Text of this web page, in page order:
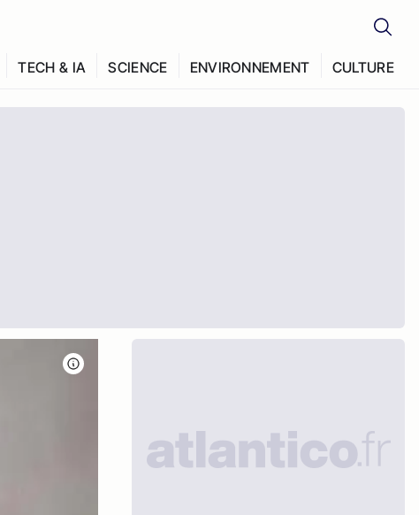
TECH & IA SCIENCE ENVIRONNEMENT CULTURE